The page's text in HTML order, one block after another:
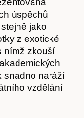
úspěchů
jako
z exotické
nímž zkouší
snadno naráží
vzdělání